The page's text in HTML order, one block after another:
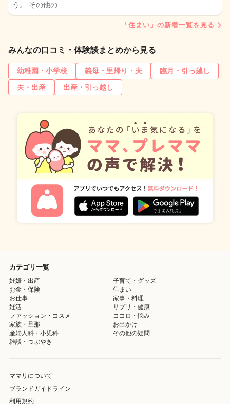
う。 その他の…
「住まい」の新着一覧を見る
みんなの口コミ・体験談まとめから見る
幼稚園・小学校 義母・里帰り・夫
臨月・引っ越し
夫・出産
出産・引っ越し
カテゴリ一覧
妊娠・出産
子育て・グッズ
お金・保険
住まい
お仕事
家事・料理
妊活
サプリ・健康
ファッション・コスメ
ココロ・悩み
家族・旦那
お出かけ
産婦人科・小児科
その他の疑問
雑談・つぶやき
ママリについて
ブランドガイドライン
利用規約